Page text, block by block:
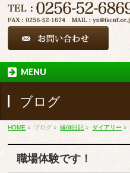
MENU
ブログ
HOME » ブログ » 縁側日記 » ダイアリー »
職場体験です！